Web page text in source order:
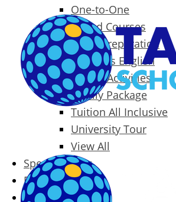
One-to-One
Specialized Courses
Exam Preparation
Business English
Packages & Activities
Family Package
Tuition All Inclusive
University Tour
View All
Special Offers
Prices
Blog